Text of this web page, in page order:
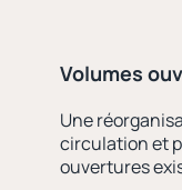
Volumes
Une
circulation et
ouvertures